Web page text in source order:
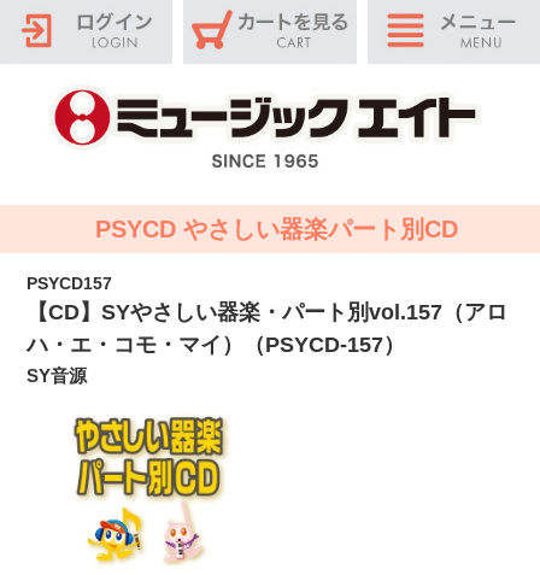
PSYCD やさしい器楽パート別CD
PSYCD157
【CD】SYやさしい器楽・パート別vol.157（アロ
ハ・エ・コモ・マイ）（PSYCD-157）
SY音源